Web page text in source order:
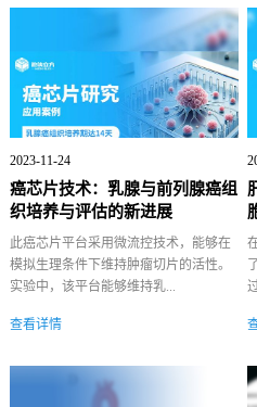
2023-11-24
癌芯片技术：乳腺与前列腺癌组
织培养与评估的新进展
此癌芯片平台采用微流控技术，能够在
模拟生理条件下维持肿瘤切片的活性。
实验中，该平台能够维持乳...
查看详情